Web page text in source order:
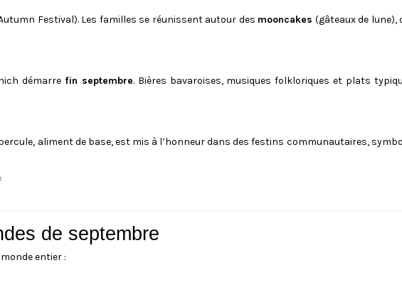
Festival). Les familles se réunissent autour des mooncakes (gâteaux de
démarre fin septembre. Bières bavaroises, musiques folkloriques et plats
aliment de base, est mis à l’honneur dans des festins communautaires,
de septembre
entier :